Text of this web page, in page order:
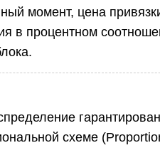
момент, цена
в процентном
схеме